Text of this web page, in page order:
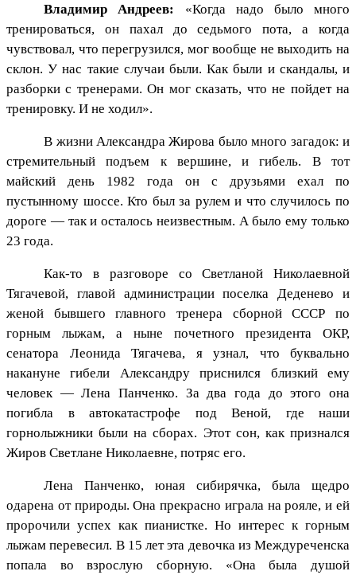
Владимир Андреев: «Когда надо было много
тренироваться, он пахал до седьмого пота, а когда
чувствовал, что перегрузился, мог вообще не выходить на
склон. У нас такие случаи были. Как были и скандалы, и
разборки с тренерами. Он мог сказать, что не пойдет на
тренировку. И не ходил».
В жизни Александра Жирова было много загадок: и
стремительный подъем к вершине, и гибель. В тот
майский день 1982 года он с друзьями ехал по
пустынному шоссе. Кто был за рулем и что случилось по
дороге — так и осталось неизвестным. А было ему только
23 года.
Как-то в разговоре со Светланой Николаевной
Тягачевой, главой администрации поселка Деденево и
женой бывшего главного тренера сборной СССР по
горным лыжам, а ныне почетного президента ОКР,
сенатора Леонида Тягачева, я узнал, что буквально
накануне гибели Александру приснился близкий ему
человек — Лена Панченко. За два года до этого она
погибла в автокатастрофе под Веной, где наши
горнолыжники были на сборах. Этот сон, как признался
Жиров Светлане Николаевне, потряс его.
Лена Панченко, юная сибирячка, была щедро
одарена от природы. Она прекрасно играла на рояле, и ей
пророчили успех как пианистке. Но интерес к горным
лыжам перевесил. В 15 лет эта девочка из Междуреченска
попала во взрослую сборную. «Она была душой